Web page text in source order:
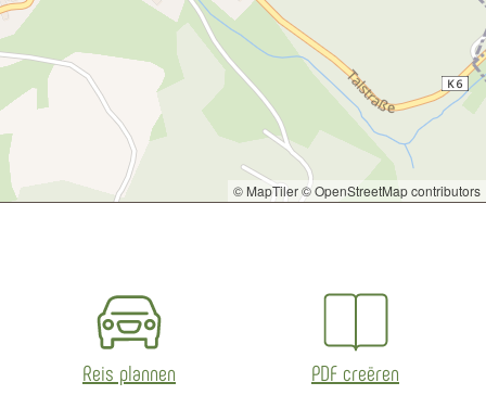
© MapTiler© OpenStreetMap contributors
Reis plannen PDF creëren